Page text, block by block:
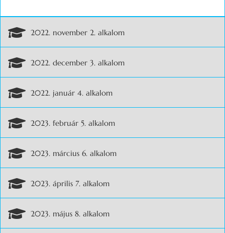
2022. november 2. alkalom
2022. december 3. alkalom
2022. január 4. alkalom
2023. február 5. alkalom
2023. március 6. alkalom
2023. április 7. alkalom
2023. május 8. alkalom